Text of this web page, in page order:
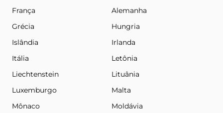
França
Alemanha
Grécia
Hungria
Islândia
Irlanda
Itália
Letônia
Liechtenstein
Lituânia
Luxemburgo
Malta
Mônaco
Moldávia